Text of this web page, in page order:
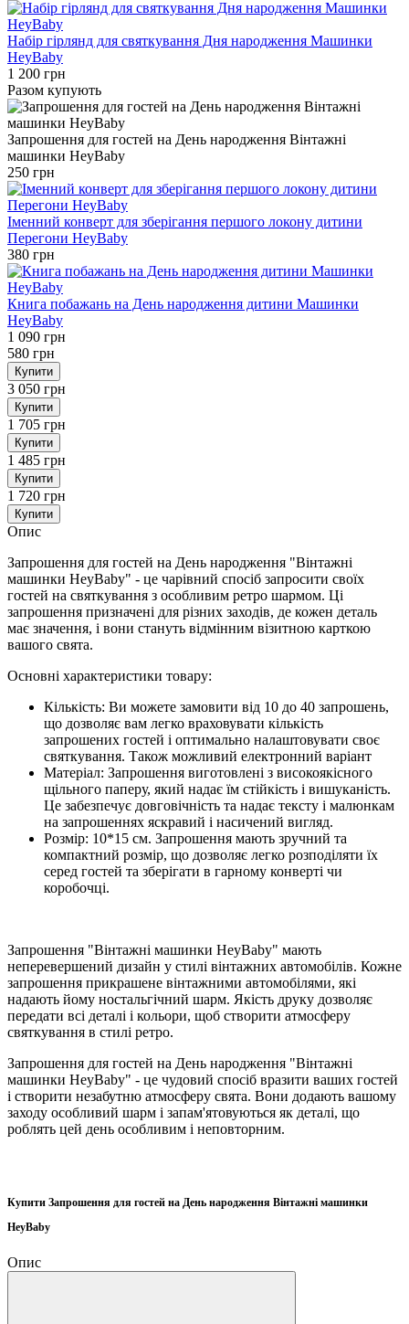
Набір гірлянд для святкування Дня народження Машинки
HeyBaby
1 200 грн
Разом купують
Запрошення для гостей на День народження Вінтажні
машинки HeyBaby
250 грн
Іменний конверт для зберігання першого локону дитини
Перегони HeyBaby
380 грн
Книга побажань на День народження дитини Машинки
HeyBaby
1 090 грн
580 грн
Купити
3 050 грн
Купити
1 705 грн
Купити
1 485 грн
Купити
1 720 грн
Купити
Опис
Запрошення для гостей на День народження "Вінтажні
машинки HeyBaby" - це чарівний спосіб запросити своїх
гостей на святкування з особливим ретро шармом. Ці
запрошення призначені для різних заходів, де кожен деталь
має значення, і вони стануть відмінним візитною карткою
вашого свята.
Основні характеристики товару:
Кількість: Ви можете замовити від 10 до 40 запрошень,
що дозволяє вам легко враховувати кількість
запрошених гостей і оптимально налаштовувати своє
святкування. Також можливий електронний варіант
Матеріал: Запрошення виготовлені з високоякісного
щільного паперу, який надає їм стійкість і вишуканість.
Це забезпечує довговічність та надає тексту і малюнкам
на запрошеннях яскравий і насичений вигляд.
Розмір: 10*15 см. Запрошення мають зручний та
компактний розмір, що дозволяє легко розподіляти їх
серед гостей та зберігати в гарному конверті чи
коробочці.
Запрошення "Вінтажні машинки HeyBaby" мають
неперевершений дизайн у стилі вінтажних автомобілів. Кожне
запрошення прикрашене вінтажними автомобілями, які
надають йому ностальгічний шарм. Якість друку дозволяє
передати всі деталі і кольори, щоб створити атмосферу
святкування в стилі ретро.
Запрошення для гостей на День народження "Вінтажні
машинки HeyBaby" - це чудовий спосіб вразити ваших гостей
і створити незабутню атмосферу свята. Вони додають вашому
заходу особливий шарм і запам'ятовуються як деталі, що
роблять цей день особливим і неповторним.
Купити Запрошення для гостей на День народження Вінтажні машинки
HeyBaby
Опис